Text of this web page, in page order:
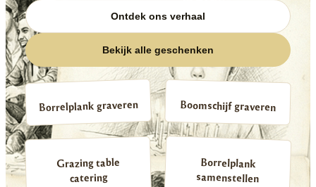
Ontdek ons verhaal
Bekijk alle geschenken
Borrelplank graveren Boomschijf graveren
Grazing table
catering
Borrelplank
samenstellen